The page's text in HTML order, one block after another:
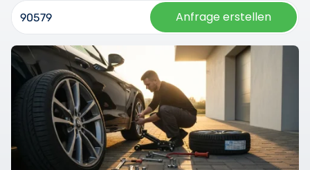
Anfrage erstellen